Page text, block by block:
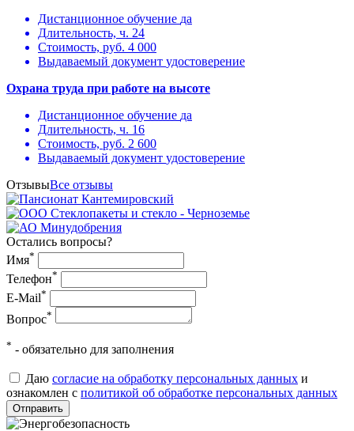
Дистанционное обучение да
Длительность, ч. 24
Стоимость, руб. 4 000
Выдаваемый документ удостоверение
Охрана труда при работе на высоте
Дистанционное обучение да
Длительность, ч. 16
Стоимость, руб. 2 600
Выдаваемый документ удостоверение
ОтзывыВсе отзывы
Остались вопросы?
Имя*
Телефон*
E-Mail*
Вопрос*
* - обязательно для заполнения
Даю согласие на обработку персональных данных и
ознакомлен с политикой об обработке персональных данных
Отправить